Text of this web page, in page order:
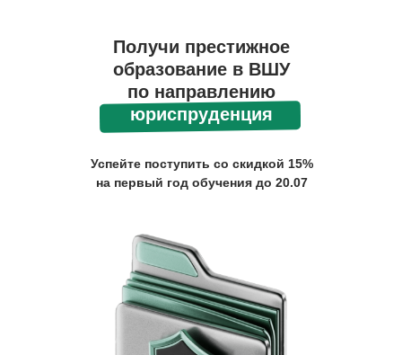
Получи престижное
образование в ВШУ
по направлению
юриспруденция
Успейте поступить со скидкой 15%
на первый год обучения до 20.07